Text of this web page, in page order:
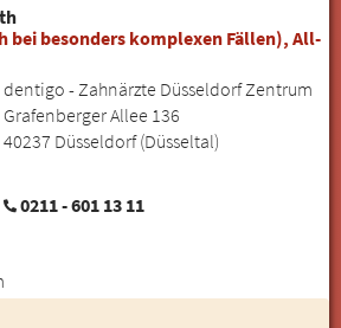
bei besonders komplexen Fällen), All-
dentigo - Zahnärzte Düsseldorf Zentrum
Grafenberger Allee 136
40237 Düsseldorf (Düsseltal)
0211 - 601 13 11